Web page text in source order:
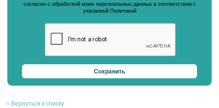
согласен с обработкой моих персональных данных в соответствии с
указанной Политикой
Вернуться к списку